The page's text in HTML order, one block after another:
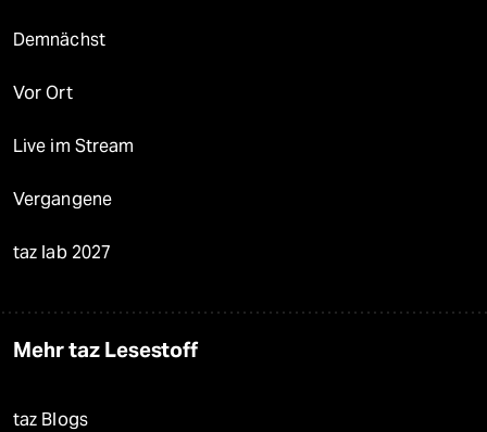
Demnächst
Vor Ort
Live im Stream
Vergangene
taz lab 2027
Mehr taz Lesestoff
taz Blogs